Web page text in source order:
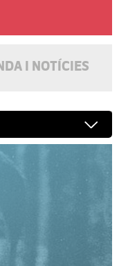
I NOTÍCIES